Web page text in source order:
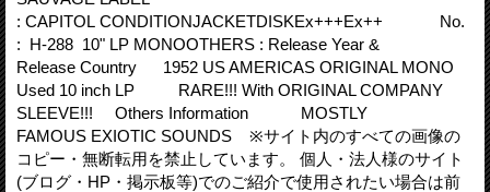
: CAPITOL CONDITIONJACKETDISKEx+++Ex++ No.
: H-288 10" LP MONOOTHERS : Release Year &
Release Country 1952 US AMERICAS ORIGINAL MONO
Used 10 inch LP RARE!!! With ORIGINAL COMPANY
SLEEVE!!! Others Information MOSTLY
FAMOUS EXIOTIC SOUNDS ※サイト内のすべての画像の
コピー・無断転用を禁止しています。 個人・法人様のサイト
(ブログ・HP・掲示板等)でのご紹介で使用されたい場合は前